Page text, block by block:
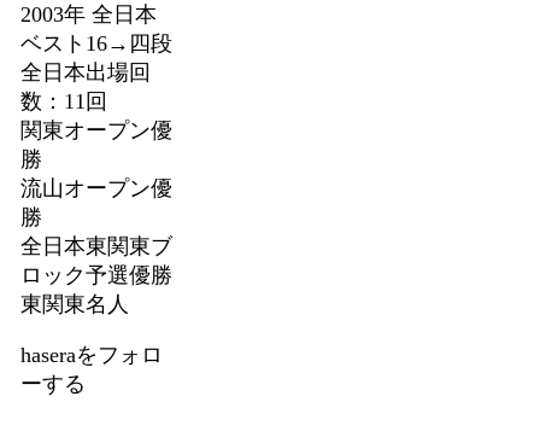
2003年 全日本
ベスト16→四段
全日本出場回
数：11回
関東オープン優
勝
流山オープン優
勝
全日本東関東ブ
ロック予選優勝
東関東名人
haseraをフォロ
ーする